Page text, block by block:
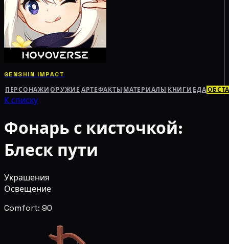
GENSHIN IMPACT
ПЕРСОНАЖИ ОРУЖИЕ АРТЕФАКТЫ МАТЕРИАЛЫ КНИГИ ЕДА
К списку
Фонарь с кисточкой:
Блеск пути
Украшения
Освещение
Comfort: 90